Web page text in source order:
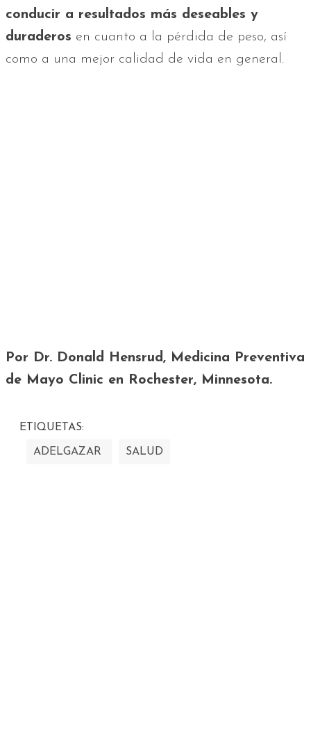
conducir a resultados más deseables y
duraderos en cuanto a la pérdida de peso, así
como a una mejor calidad de vida en general.
Por Dr. Donald Hensrud, Medicina Preventiva
de Mayo Clinic en Rochester, Minnesota.
ETIQUETAS:
ADELGAZAR SALUD